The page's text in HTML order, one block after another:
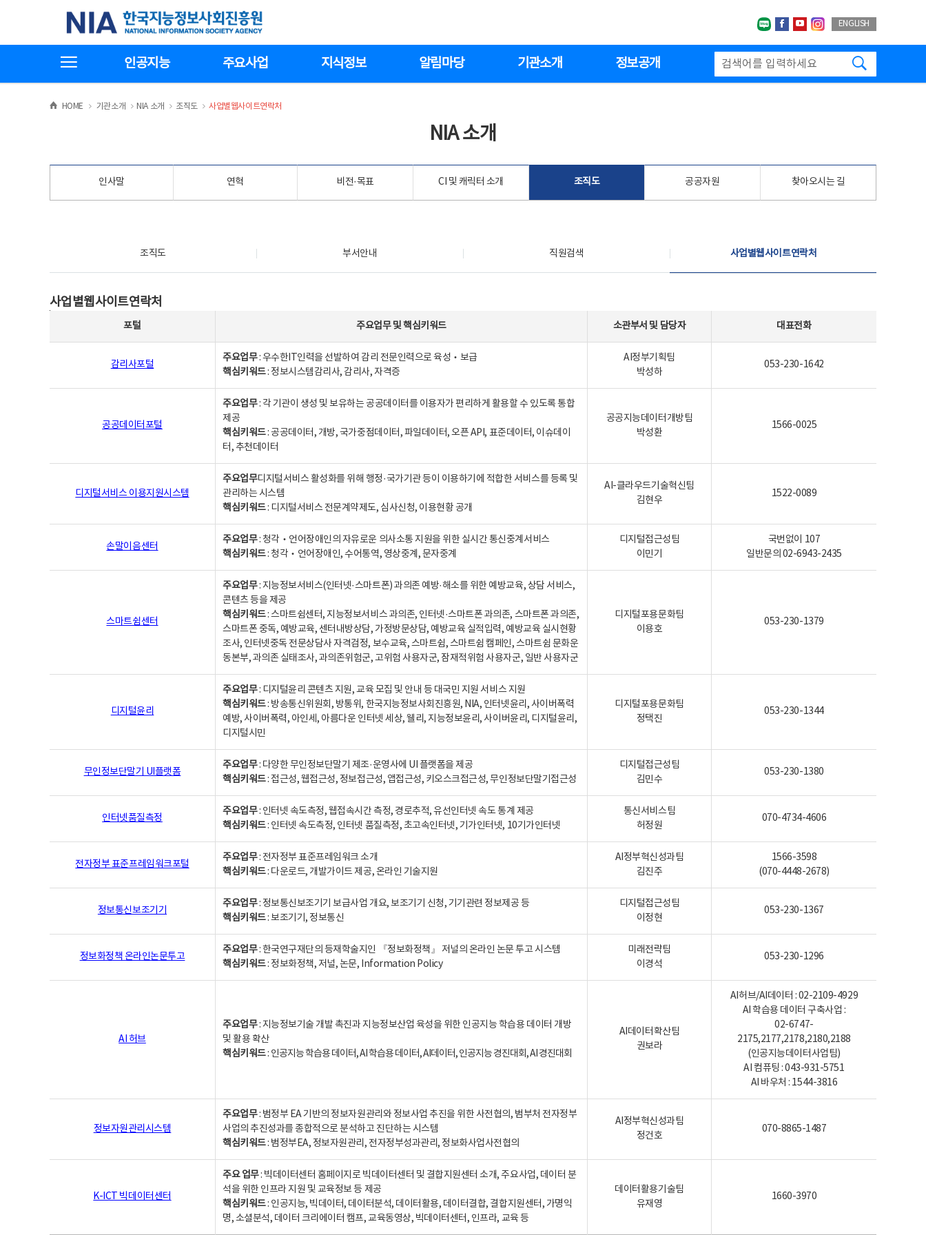
기
한국지능정보사회진흥원
네이버블로그
페이스북
유투브인스타그랩
ENGLISH
인공지능 주요사업 지식정보 알림마당 기관소개 정보공개
HOME >
기관소개 >NIA 소개 >
조직도 >
사업별웹사이트연락처
NIA 소개
인사말 연혁 비전·목표 CI 및 캐릭터 소개 조직도 공공자원 찾아오시는 길
조직도 부서안내 직원검색 사업별웹사이트연락처
사업별웹사이트연락처
포털 주요업무및핵심키워드 소관부서 및 담당자 대표전화
감리사포털
주요업무: 우수한IT인력을 선발하여 감리 전문인력으로 육성‧보급
핵심키워드: 정보시스템감리사, 감리사, 자격증
AI정부기획팀
박성하
053-230-1642
공공데이터포털
주요업무: 각 기관이 생성 및 보유하는 공공데이터를 이용자가 편리하게 활용할 수 있도록 통합
제공
핵심키워드: 공공데이터, 개방, 국가중점데이터, 파일데이터, 오픈 API, 표준데이터, 이슈데이
터, 추천데이터
공공지능데이터개방팀
박성환
1566-0025
디지털서비스 이용지원시스템
주요업무디지털서비스 활성화를 위해 행정·국가기관 등이 이용하기에 적합한 서비스를 등록 및
관리하는 시스템
핵심키워드: 디지털서비스 전문계약제도, 심사신청, 이용현황 공개
AI-클라우드기술혁신팀
김현우
1522-0089
손말이음센터
주요업무: 청각‧언어장애인의 자유로운 의사소통 지원을 위한 실시간 통신중계서비스
핵심키워드: 청각‧언어장애인, 수어통역, 영상중계, 문자중계
디지털접근성팀
이민기
국번없이 107
일반문의 02-6943-2435
스마트쉼센터
주요업무: 지능정보서비스(인터넷·스마트폰) 과의존 예방·해소를 위한 예방교육, 상담 서비스,
콘텐츠 등을 제공
핵심키워드: 스마트쉼센터, 지능정보서비스 과의존, 인터넷·스마트폰 과의존, 스마트폰 과의존,
스마트폰 중독, 예방교육, 센터내방상담, 가정방문상담, 예방교육 실적입력, 예방교육 실시현황
조사, 인터넷중독 전문상담사 자격검정, 보수교육, 스마트쉼, 스마트쉼 캠페인, 스마트쉼 문화운
동본부, 과의존 실태조사, 과의존위험군, 고위험 사용자군, 잠재적위험 사용자군, 일반 사용자군
디지털포용문화팀
이용호
053-230-1379
디지털윤리
주요업무: 디지털윤리 콘텐츠 지원, 교육 모집 및 안내 등 대국민 지원 서비스 지원
핵심키워드: 방송통신위원회, 방통위, 한국지능정보사회진흥원, NIA, 인터넷윤리, 사이버폭력
예방, 사이버폭력, 아인세, 아름다운 인터넷 세상, 웰리, 지능정보윤리, 사이버윤리, 디지털윤리,
디지털시민
디지털포용문화팀
정택진
053-230-1344
무인정보단말기 UI플랫폼
주요업무: 다양한 무인정보단말기 제조·운영사에 UI 플랫폼을 제공
핵심키워드: 접근성, 웹접근성, 정보접근성, 앱접근성, 키오스크접근성, 무인정보단말기접근성
디지털접근성팀
김민수
053-230-1380
인터넷품질측정
주요업무: 인터넷 속도측정, 웹접속시간 측정, 경로추적, 유선인터넷 속도 통계 제공
핵심키워드: 인터넷 속도측정, 인터넷 품질측정, 초고속인터넷, 기가인터넷, 10기가인터넷
통신서비스팀
허정원
070-4734-4606
전자정부 표준프레임워크포털
주요업무: 전자정부 표준프레임워크 소개
핵심키워드: 다운로드, 개발가이드 제공, 온라인 기술지원
AI정부혁신성과팀
김진주
1566-3598
(070-4448-2678)
정보통신보조기기
주요업무: 정보통신보조기기 보급사업 개요, 보조기기 신청, 기기관련 정보제공 등
핵심키워드: 보조기기, 정보통신
디지털접근성팀
이정현
053-230-1367
정보화정책 온라인논문투고
주요업무: 한국연구재단의 등재학술지인 『정보화정책』 저널의 온라인 논문 투고 시스템
핵심키워드: 정보화정책, 저널, 논문, Information Policy
미래전략팀
이경석
053-230-1296
AI 허브
주요업무: 지능정보기술 개발 촉진과 지능정보산업 육성을 위한 인공지능 학습용 데이터 개방
및 활용 확산
핵심키워드: 인공지능 학습용 데이터, AI 학습용 데이터, AI데이터, 인공지능 경진대회, AI 경진대회
AI데이터확산팀
권보라
AI허브/AI데이터 : 02-2109-4929
AI 학습용 데이터 구축사업 :
02-6747-
2175,2177,2178,2180,2188
(인공지능데이터사업팀)
AI 컴퓨팅 : 043-931-5751
AI 바우처 : 1544-3816
정보자원관리시스템
주요업무: 범정부 EA 기반의 정보자원관리와 정보사업 추진을 위한 사전협의, 범부처 전자정부
사업의 추진성과를 종합적으로 분석하고 진단하는 시스템
핵심키워드: 범정부EA, 정보자원관리, 전자정부성과관리, 정보화사업사전협의
AI정부혁신성과팀
정건호
070-8865-1487
K-ICT 빅데이터센터
주요 업무: 빅데이터센터 홈페이지로 빅데이터센터 및 결합지원센터 소개, 주요사업, 데이터 분
석을 위한 인프라 지원 및 교육정보 등 제공
핵심키워드: 인공지능, 빅데이터, 데이터분석, 데이터활용, 데이터결합, 결합지원센터, 가명익
명, 소셜분석, 데이터 크리에이터 캠프, 교육동영상, 빅데이터센터, 인프라, 교육 등
데이터활용기술팀
유재영
1660-3970